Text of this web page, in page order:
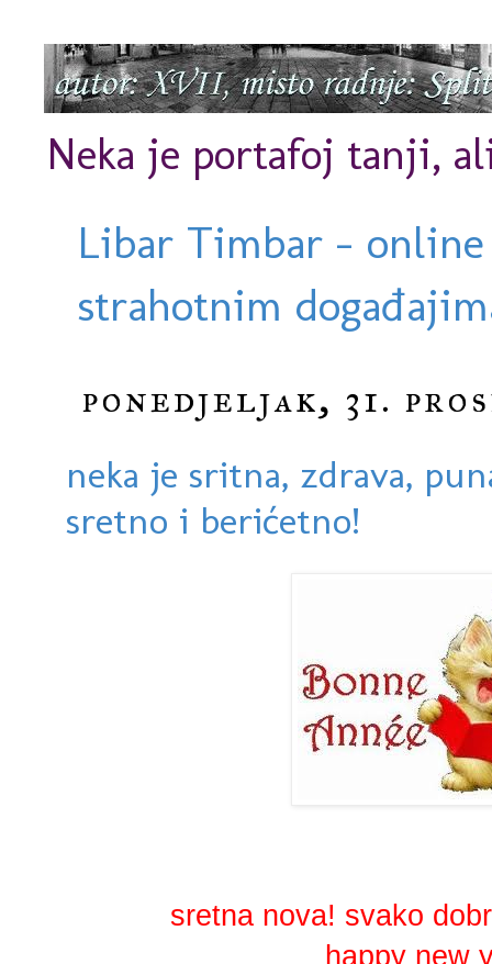
Neka je portafoj tanji,
Libar Timbar -
strahotnim
ponedjeljak, 31.
neka je sritna, zdrava,
sretno i berićetno!
sretna nova! svako
happy new